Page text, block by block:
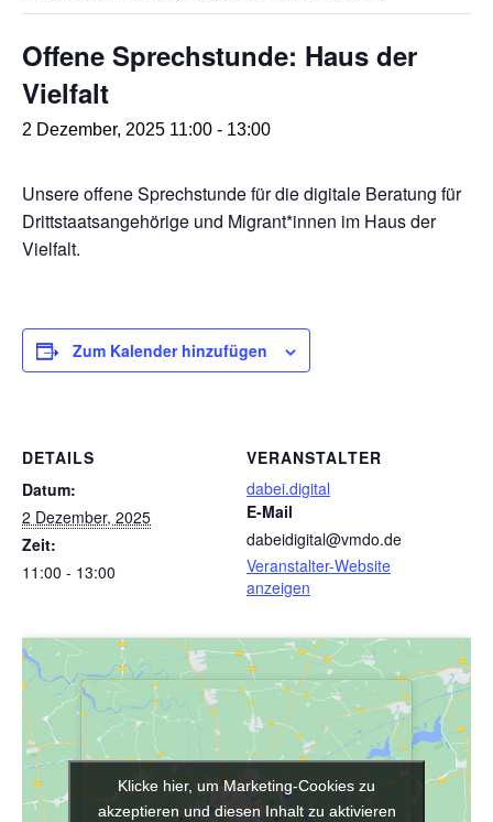
Offene Sprechstunde: Haus der
Vielfalt
2 Dezember, 2025 11:00 - 13:00
Unsere offene Sprechstunde für die digitale Beratung für
Drittstaatsangehörige und Migrant*innen im Haus der
Vielfalt.
Zum Kalender hinzufügen
DETAILS
Datum:
2 Dezember, 2025
Zeit:
11:00 - 13:00
VERANSTALTER
dabei.digital
E-Mail
dabeidigital@vmdo.de
Veranstalter-Website
anzeigen
Klicke hier, um Marketing-Cookies zu
akzeptieren und diesen Inhalt zu aktivieren
Klicke hier, um Marketing-Cookies zu
akzeptieren und diesen Inhalt zu aktivieren